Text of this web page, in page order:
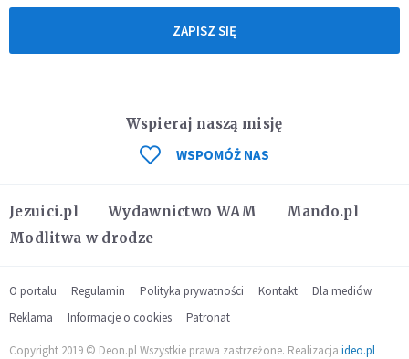
ZAPISZ SIĘ
Jezuici.pl Wydawnictwo WAM
Mando.pl
Modlitwa w drodze
Wspieraj naszą misję
WSPOMÓŻ NAS
O portalu Regulamin Polityka prywatności Kontakt
Dla mediów
Reklama
Informacje o cookies Patronat
Copyright 2019 © Deon.pl Wszystkie prawa zastrzeżone. Realizacja ideo.pl